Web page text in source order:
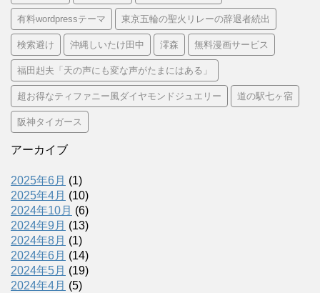
有料wordpressテーマ 東京五輪の聖火リレーの辞退者続出
検索避け 沖縄しいたけ田中 澪森 無料漫画サービス
福田赳夫「天の声にも変な声がたまにはある」
超お得なティファニー風ダイヤモンドジュエリー 道の駅七ヶ宿
阪神タイガース
アーカイブ
2025年6月 (1)
2025年4月 (10)
2024年10月 (6)
2024年9月 (13)
2024年8月 (1)
2024年6月 (14)
2024年5月 (19)
2024年4月 (5)